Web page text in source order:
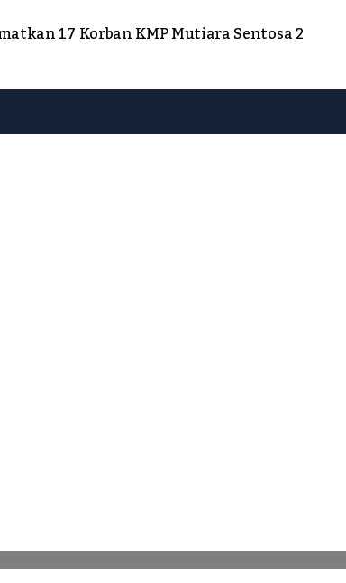
17 Korban KMP Mutiara Sentosa 2